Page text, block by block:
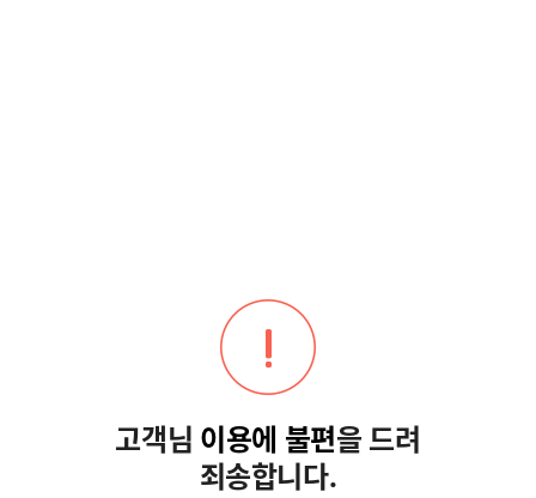
고객님 이용에 불편을 드려
죄송합니다.